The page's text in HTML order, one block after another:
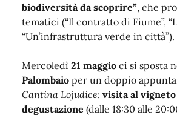
biodiversità da scoprire”, che
tematici (“Il contratto di Fiume”,
“Un’infrastruttura verde in città”).
Mercoledì 21 maggio ci si sposta
Palombaio per un doppio
Cantina Lojudice: visita al vigneto
degustazione (dalle 18:30 alle